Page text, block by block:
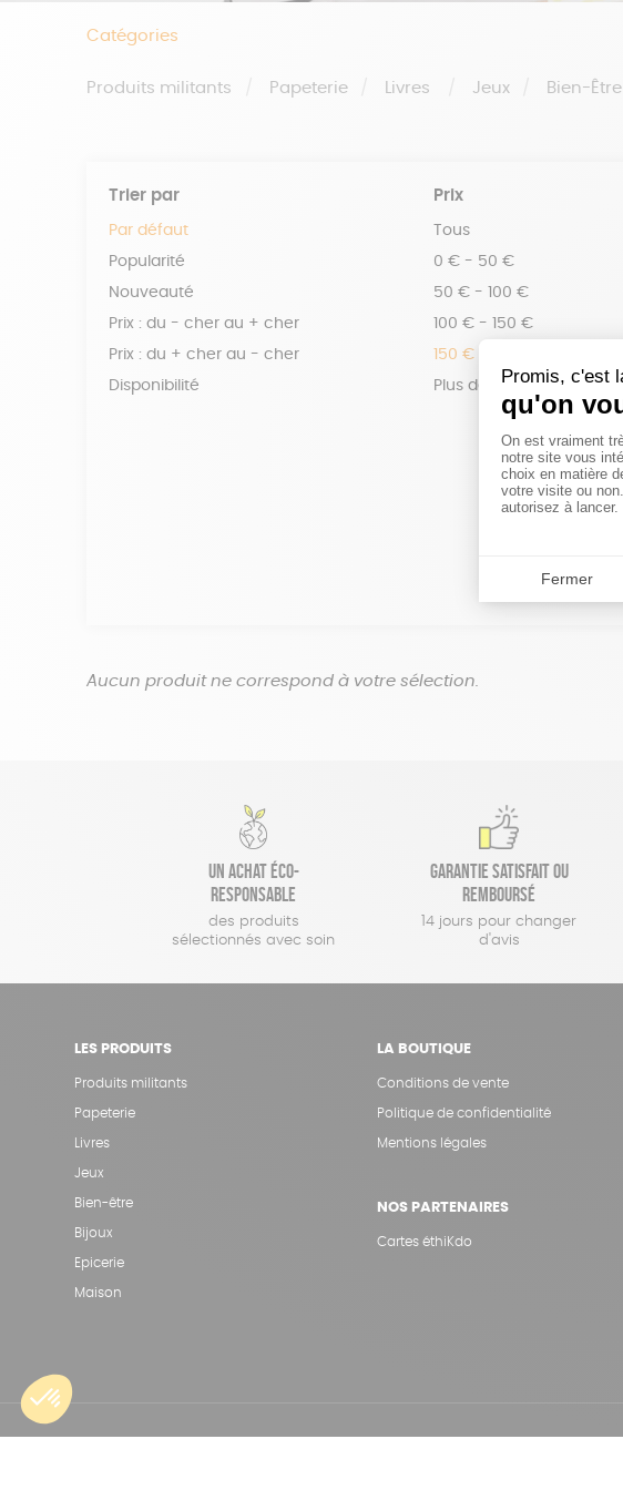
Catégories
Produits militants Papeterie Livres Jeux Bien-Être
Trier par
Par défaut
Popularité
Nouveauté
Prix : du - cher au + cher
Prix : du + cher au - cher
Disponibilité
Prix
Tous
0 € - 50 €
50 € - 100 €
100 € - 150 €
150 € - 200 €
Plus de 200€
Aucun produit ne correspond à votre sélection.
Un achat éco-
responsable
des produits
sélectionnés avec soin
Garantie satisfait ou
remboursé
14 jours pour changer
d'avis
LES PRODUITS
Produits militants
Papeterie
Livres
Jeux
Bien-être
Bijoux
Epicerie
Maison
LA BOUTIQUE
Conditions de vente
Politique de confidentialité
Mentions légales
NOS PARTENAIRES
Cartes éthiKdo